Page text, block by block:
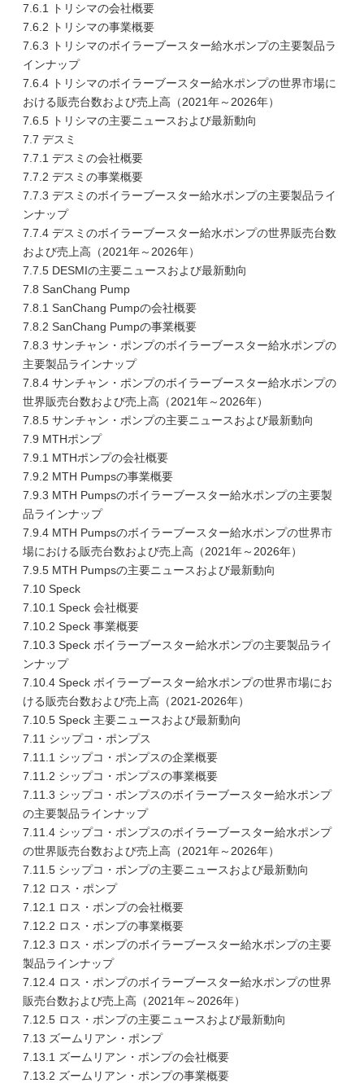
7.6.1 トリシマの会社概要
7.6.2 トリシマの事業概要
7.6.3 トリシマのボイラーブースター給水ポンプの主要製品ラ
インナップ
7.6.4 トリシマのボイラーブースター給水ポンプの世界市場に
おける販売台数および売上高（2021年～2026年）
7.6.5 トリシマの主要ニュースおよび最新動向
7.7 デスミ
7.7.1 デスミの会社概要
7.7.2 デスミの事業概要
7.7.3 デスミのボイラーブースター給水ポンプの主要製品ライ
ンナップ
7.7.4 デスミのボイラーブースター給水ポンプの世界販売台数
および売上高（2021年～2026年）
7.7.5 DESMIの主要ニュースおよび最新動向
7.8 SanChang Pump
7.8.1 SanChang Pumpの会社概要
7.8.2 SanChang Pumpの事業概要
7.8.3 サンチャン・ポンプのボイラーブースター給水ポンプの
主要製品ラインナップ
7.8.4 サンチャン・ポンプのボイラーブースター給水ポンプの
世界販売台数および売上高（2021年～2026年）
7.8.5 サンチャン・ポンプの主要ニュースおよび最新動向
7.9 MTHポンプ
7.9.1 MTHポンプの会社概要
7.9.2 MTH Pumpsの事業概要
7.9.3 MTH Pumpsのボイラーブースター給水ポンプの主要製
品ラインナップ
7.9.4 MTH Pumpsのボイラーブースター給水ポンプの世界市
場における販売台数および売上高（2021年～2026年）
7.9.5 MTH Pumpsの主要ニュースおよび最新動向
7.10 Speck
7.10.1 Speck 会社概要
7.10.2 Speck 事業概要
7.10.3 Speck ボイラーブースター給水ポンプの主要製品ライ
ンナップ
7.10.4 Speck ボイラーブースター給水ポンプの世界市場にお
ける販売台数および売上高（2021-2026年）
7.10.5 Speck 主要ニュースおよび最新動向
7.11 シップコ・ポンプス
7.11.1 シップコ・ポンプスの企業概要
7.11.2 シップコ・ポンプスの事業概要
7.11.3 シップコ・ポンプスのボイラーブースター給水ポンプ
の主要製品ラインナップ
7.11.4 シップコ・ポンプスのボイラーブースター給水ポンプ
の世界販売台数および売上高（2021年～2026年）
7.11.5 シップコ・ポンプの主要ニュースおよび最新動向
7.12 ロス・ポンプ
7.12.1 ロス・ポンプの会社概要
7.12.2 ロス・ポンプの事業概要
7.12.3 ロス・ポンプのボイラーブースター給水ポンプの主要
製品ラインナップ
7.12.4 ロス・ポンプのボイラーブースター給水ポンプの世界
販売台数および売上高（2021年～2026年）
7.12.5 ロス・ポンプの主要ニュースおよび最新動向
7.13 ズームリアン・ポンプ
7.13.1 ズームリアン・ポンプの会社概要
7.13.2 ズームリアン・ポンプの事業概要